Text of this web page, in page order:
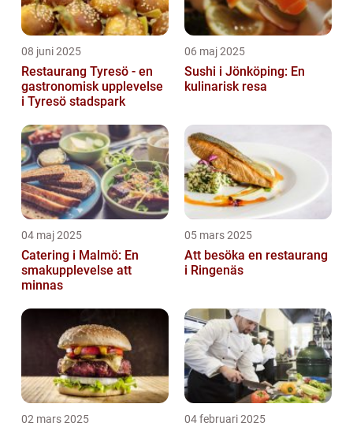
08 juni 2025
Restaurang Tyresö - en
gastronomisk upplevelse
i Tyresö stadspark
06 maj 2025
Sushi i Jönköping: En
kulinarisk resa
04 maj 2025
Catering i Malmö: En
smakupplevelse att
minnas
05 mars 2025
Att besöka en restaurang
i Ringenäs
02 mars 2025 04 februari 2025